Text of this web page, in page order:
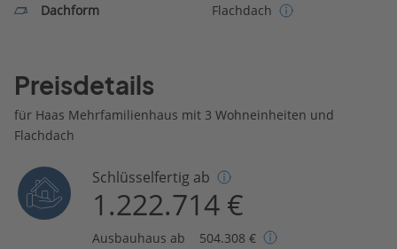
Dachform Flachdach
Preisdetails
für Haas Mehrfamilienhaus mit 3 Wohneinheiten und
Flachdach
Schlüsselfertig ab
1.222.714 €
Ausbauhaus ab 504.308 €